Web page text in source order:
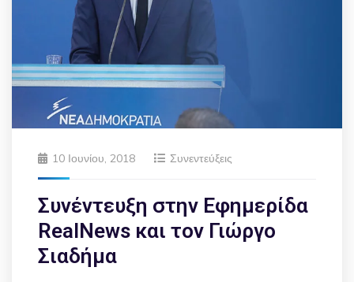
10 Ιουνίου, 2018 Συνεντεύξεις
Συνέντευξη στην Εφημερίδα
RealNews και τον Γιώργο
Σιαδήμα